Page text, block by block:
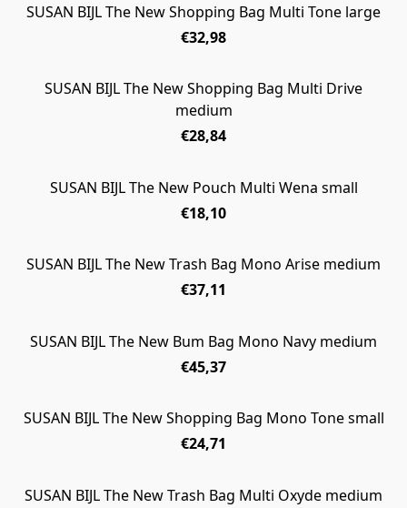
SUSAN BIJL The New Shopping Bag Multi Tone large
€32,98
UITVERKOCHT
SUSAN BIJL The New Shopping Bag Multi Drive
medium
€28,84
SUSAN BIJL The New Pouch Multi Wena small
€18,10
SUSAN BIJL The New Trash Bag Mono Arise medium
€37,11
SUSAN BIJL The New Bum Bag Mono Navy medium
€45,37
SUSAN BIJL The New Shopping Bag Mono Tone small
€24,71
SUSAN BIJL The New Trash Bag Multi Oxyde medium